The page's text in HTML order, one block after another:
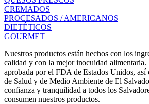
CREMADOS
PROCESADOS / AMERICANOS
DIETÉTICOS
GOURMET
Nuestros productos están hechos con los
calidad y con la mejor inocuidad alimentaria.
aprobada por el FDA de Estados Unidos,
de Salud y de Medio Ambiente de El
confianza y tranquilidad a todos los
consumen nuestros productos.